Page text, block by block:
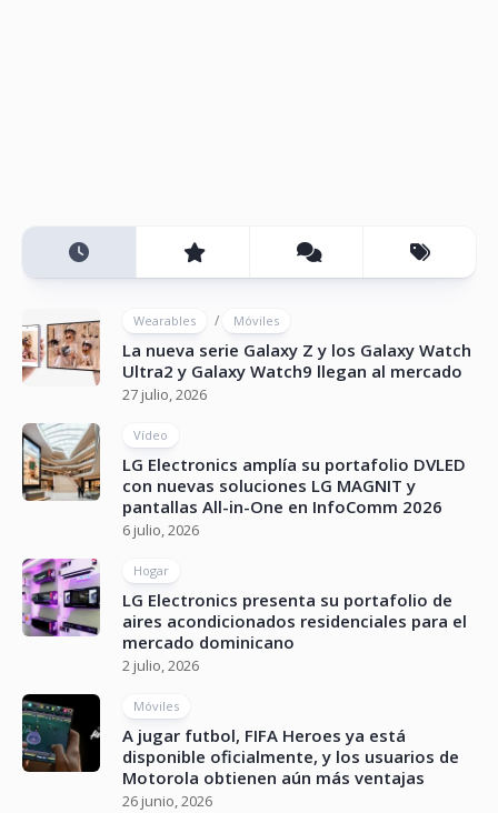
Wearables / Móviles
La nueva serie Galaxy Z y los Galaxy Watch
Ultra2 y Galaxy Watch9 llegan al mercado
27 julio, 2026
Vídeo
LG Electronics amplía su portafolio DVLED
con nuevas soluciones LG MAGNIT y
pantallas All-in-One en InfoComm 2026
6 julio, 2026
Hogar
LG Electronics presenta su portafolio de
aires acondicionados residenciales para el
mercado dominicano
2 julio, 2026
Móviles
A jugar futbol, FIFA Heroes ya está
disponible oficialmente, y los usuarios de
Motorola obtienen aún más ventajas
26 junio, 2026